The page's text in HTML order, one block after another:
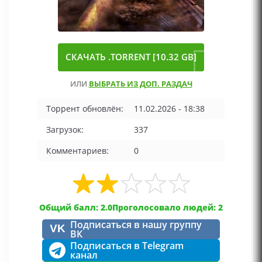
СКАЧАТЬ .TORRENT [10.32 GB]
ИЛИ ВЫБРАТЬ ИЗ ДОП. РАЗДАЧ
Торрент обновлён:
11.02.2026 - 18:38
Загрузок:
337
Комментариев:
0
Общий балл: 2.0Проголосовало людей: 2
VK Подписаться в нашу группу
ВК
Подписаться в Telegram
канал